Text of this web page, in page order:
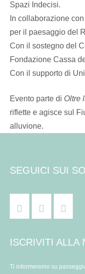
Spazi Indecisi.
In collaborazione
per il paesaggio del
Con il sostegno del
Fondazione Cassa
Con il supporto di
Evento parte di Oltre
riflette e agisce sul
alluvione.
SEGUICI SUI
ISCRIVITI ALLA
Ti informeremo su